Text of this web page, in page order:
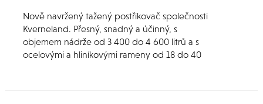
Nově navržený tažený postřikovač společnosti
Kverneland. Přesný, snadný a účinný, s
objemem nádrže od 3 400 do 4 600 litrů a s
ocelovými a hliníkovými rameny od 18 do 40